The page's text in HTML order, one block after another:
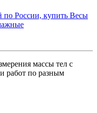
массы тел с
работ по разным